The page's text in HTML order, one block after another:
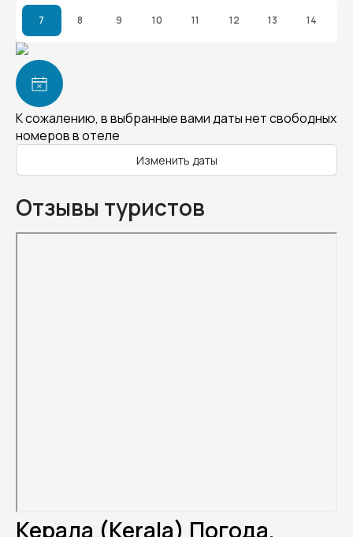
7 8 9 10 11 12 13 14
К сожалению, в выбранные вами даты нет свободных
номеров в отеле
Изменить даты
Отзывы туристов
Керала (Kerala) Погода.